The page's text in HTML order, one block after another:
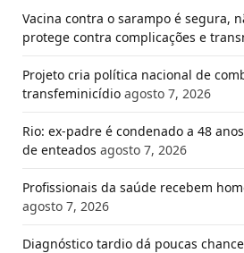
Vacina contra o sarampo é segura,
protege contra complicações e
Projeto cria política nacional de
transfeminicídio agosto 7, 2026
Rio: ex-padre é condenado a 48
de enteados agosto 7, 2026
Profissionais da saúde recebem
agosto 7, 2026
Diagnóstico tardio dá poucas